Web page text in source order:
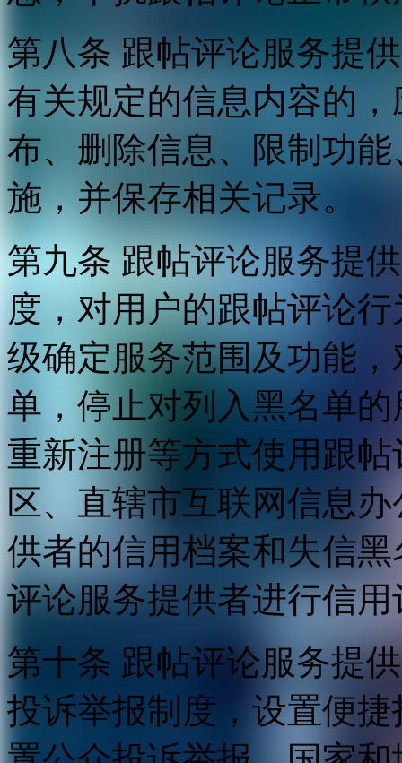
第八条 跟帖评论服务提
有关规定的信息内容的
布、删除信息、限制功
施，并保存相关记录。
第九条 跟帖评论服务提
度，对用户的跟帖评论
级确定服务范围及功能
单，停止对列入黑名单
重新注册等方式使用跟
区、直辖市互联网信息
供者的信用档案和失信
评论服务提供者进行信用
第十条 跟帖评论服务提
投诉举报制度，设置便